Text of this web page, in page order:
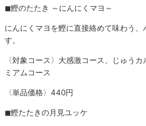
◼︎鰹のたたき ～にんにくマヨ～
にんにくマヨを鰹に直接絡めて味わう
す。
〈対象コース〉大感激コース、じゅう
ミアムコース
〈単品価格〉440円
◼︎鰹たたきの月見ユッケ